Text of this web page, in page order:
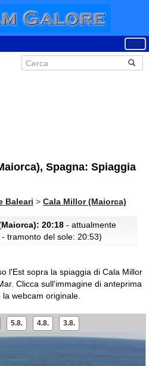
Spagna: Spiaggia
Baleari > Cala Millor (Maiorca)
20:18 - attualmente
tramonto del sole: 20:53)
l'Est sopra la spiaggia di Cala Millor
Clicca sull'immagine di anteprima
webcam originale.
5.8. 4.8. 3.8.